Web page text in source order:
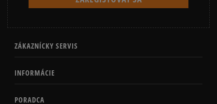
ZÁKAZNÍCKY SERVIS
INFORMÁCIE
PORADCA